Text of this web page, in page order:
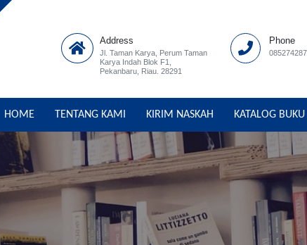
Address
Jl. Taman Karya, Perum Taman
Karya Indah Blok F1,
Pekanbaru, Riau. 28291
Phone
HOME TENTANG KAMI KIRIM NASKAH KATALOG BUKU